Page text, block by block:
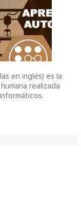
en inglés) es la
realizada